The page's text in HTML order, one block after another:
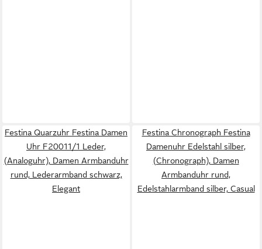
Festina Quarzuhr Festina Damen
Uhr F20011/1 Leder,
(Analoguhr), Damen Armbanduhr
rund, Lederarmband schwarz,
Elegant
Festina Chronograph Festina
Damenuhr Edelstahl silber,
(Chronograph), Damen
Armbanduhr rund,
Edelstahlarmband silber, Casual